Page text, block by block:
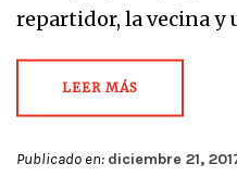
repartidor, la vecina y
LEER MÁS
Publicado en: diciembre 21,